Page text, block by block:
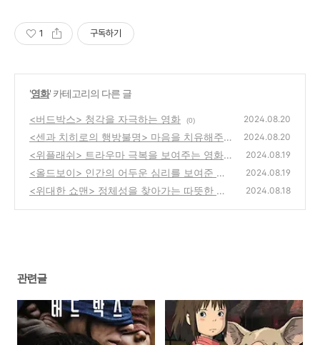
1 구독하기
'영화' 카테고리의 다른 글
<버드박스> 청각을 자극하는 영화 (0) 2024.08.20
<센과 치히로의 행방불명> 마음을 치유해주는
판타지 영화
(0)
2024.08.20
<위플래쉬> 트라우마 극복을 보여주는 영화
(0)
2024.08.19
<올드보이> 인간의 어두운 심리를 보여준 영
화
(0)
2024.08.19
<위대한 쇼맨> 정체성을 찾아가는 따뜻한 영
2024.08.18
관련글